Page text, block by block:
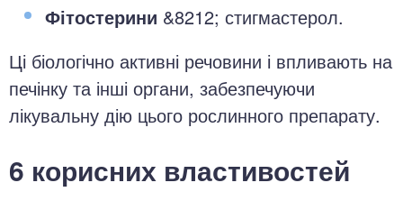
Фітостерини &8212; стигмастерол.
Ці біологічно активні речовини і впливають на
печінку та інші органи, забезпечуючи
лікувальну дію цього рослинного препарату.
6 корисних властивостей